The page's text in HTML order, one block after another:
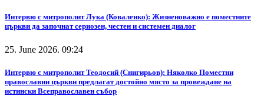
Интервю с митрополит Лука (Коваленко): Жизненоважно е поместните
църкви да започнат сериозен, честен и системен диалог
25. June 2026. 09:24
Интервю с митрополит Теодосий (Снигирьов): Няколко Поместни
православни църкви предлагат достойно място за провеждане на
истински Всеправославен събор